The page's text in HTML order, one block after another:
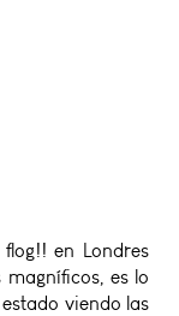
en Londres
es lo
viendo las